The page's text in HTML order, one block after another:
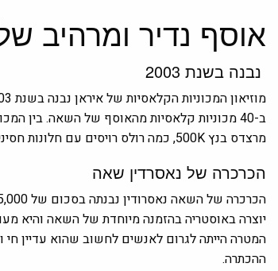
אוסף נדיר ומרהיב
נבנה בשנת 2003
ב-40 מכוניות קלאסיות מהאוסף של השאה. בין המכוניות במוזיאון – מוריס אוקספורד אדומה שסומנה כמכונית הישנה ביותר באיראן,
מרצדס בנץ 500K,
כמה רולס רויסים עם חלונות
הכרכרה של נאסרדין שאה
יוצרה באוסטריה בהזמנה מיוחדת של השאה והיא
המטרה הייתה לגרום לאנשים לחשוב שהוא עדיין
ההכתרה.